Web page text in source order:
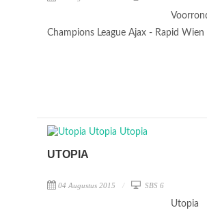
Champions League Ajax - Rapid Wien
UTOPIA
04 Augustus 2015 SBS 6
Utopia